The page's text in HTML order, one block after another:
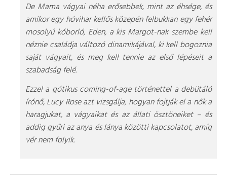
De Mama vágyai néha erősebbek, mint az éhsége, és
amikor egy hóvihar kellős közepén felbukkan egy fehér
mosolyú kóborló, Eden, a kis Margot-nak szembe kell
néznie családja változó dinamikájával, ki kell bogoznia
saját vágyait, és meg kell tennie az első lépéseit a
szabadság felé.
Ezzel a gótikus coming-of-age történettel a debütáló
írónő, Lucy Rose azt vizsgálja, hogyan fojtják el a nők a
haragjukat, a vágyaikat és az állati ösztöneiket – és
addig gyűri az anya és lánya közötti kapcsolatot, amíg
vér nem folyik.